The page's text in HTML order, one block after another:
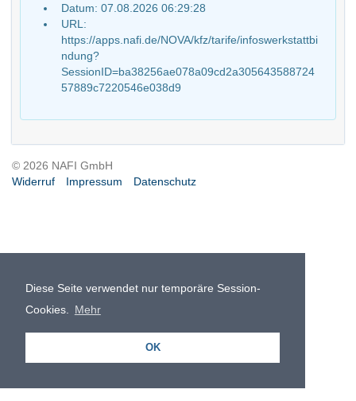
Diese Seite verwendet nur temporäre Session-
Cookies.
Mehr
OK
Datum: 07.08.2026 06:29:28
URL:
https://apps.nafi.de/NOVA/kfz/tarife/infoswerkstattbi
ndung?
SessionID=ba38256ae078a09cd2a305643588724
57889c7220546e038d9
© 2026 NAFI GmbH
Widerruf
Impressum Datenschutz